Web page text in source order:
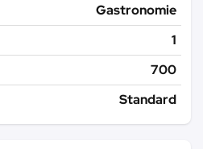
Gastronomie
1
700
Standard